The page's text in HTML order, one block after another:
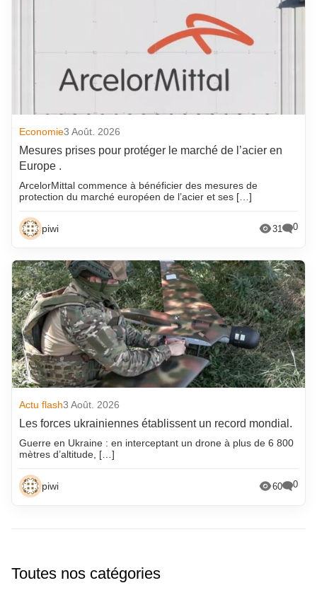
Economie3 Août. 2026
Mesures prises pour protéger le marché de l’acier en
Europe .
ArcelorMittal commence à bénéficier des mesures de
protection du marché européen de l’acier et ses […]
piwi 31 0
Actu flash3 Août. 2026
Les forces ukrainiennes établissent un record mondial.
Guerre en Ukraine : en interceptant un drone à plus de 6 800
mètres d’altitude, […]
piwi 60 0
Toutes nos catégories